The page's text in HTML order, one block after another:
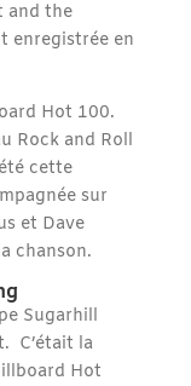
and the
enregistrée en
Hot 100.
Rock and Roll
cette
sur
et Dave
chanson.
Sugarhill
C’était la
Hot